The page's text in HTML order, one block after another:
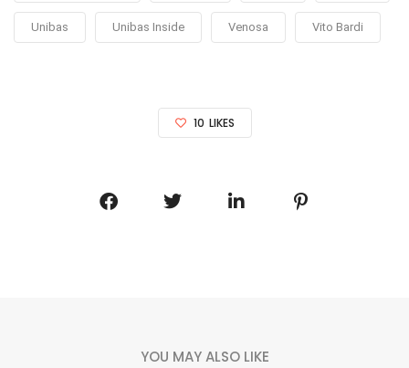
Unibas Unibas Inside Venosa Vito Bardi
10 LIKES
YOU MAY ALSO LIKE